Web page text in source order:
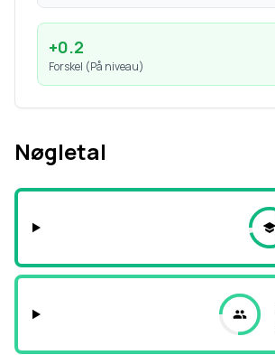
+0.2
Forskel (På niveau)
Nøgletal